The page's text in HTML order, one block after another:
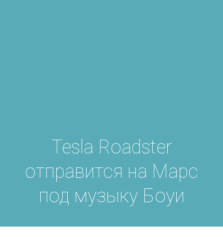
Tesla Roadster
отправится на Марс
под музыку Боуи